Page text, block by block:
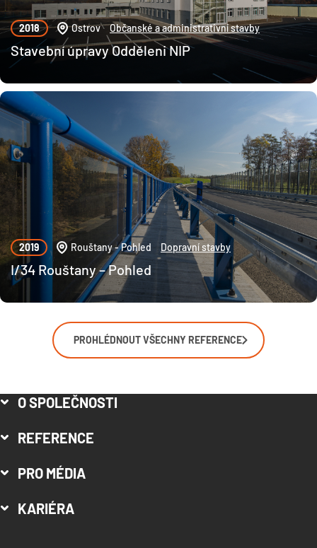
Stavební úpravy Odděleni NIP
2018 Ostrov Občanské a administrativní stavby
I/34 Rouštany – Pohled
2019 Rouštany - Pohled Dopravní stavby
PROHLÉDNOUT VŠECHNY REFERENCE
O SPOLEČNOSTI
REFERENCE
PRO MÉDIA
KARIÉRA